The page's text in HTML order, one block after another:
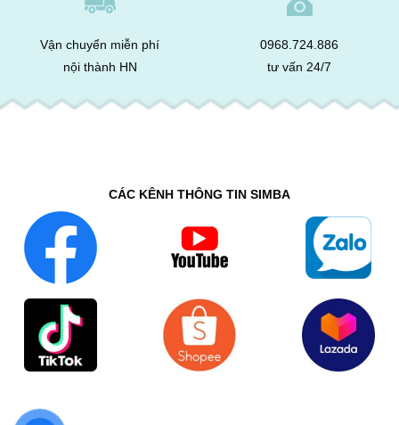
Vận chuyển miễn phí
nội thành HN
0968.724.886
tư vấn 24/7
CÁC KÊNH THÔNG TIN SIMBA